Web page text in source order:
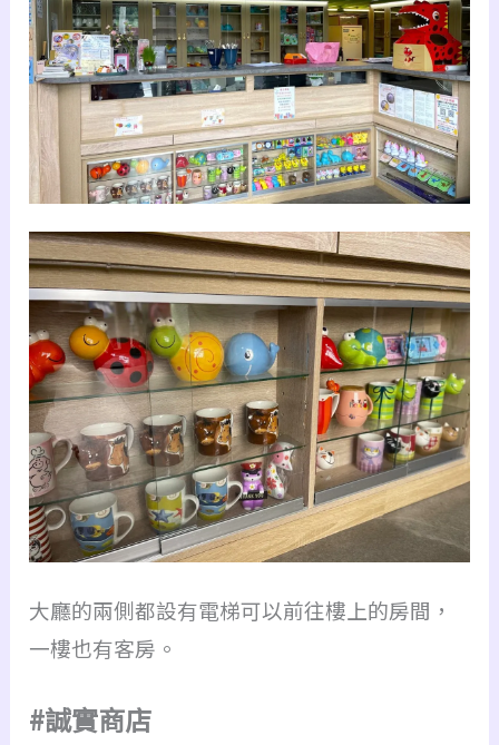
大廳的兩側都設有電梯可以前往樓上的房間，
一樓也有客房。
#誠實商店